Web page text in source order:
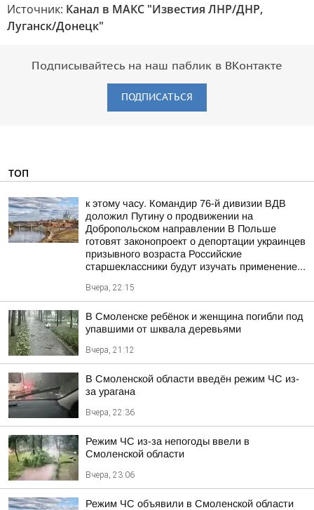
Источник: Канал в МАКС "Известия ЛНР/ДНР,
Луганск/Донецк"
Подписывайтесь на наш паблик в ВКонтакте
ПОДПИСАТЬСЯ
ТОП
к этому часу. Командир 76-й дивизии ВДВ
доложил Путину о продвижении на
Добропольском направлении В Польше
готовят законопроект о депортации украинцев
призывного возраста Российские
старшеклассники будут изучать применение...
Вчера, 22:15
В Смоленске ребёнок и женщина погибли под
упавшими от шквала деревьями
Вчера, 21:12
В Смоленской области введён режим ЧС из-
за урагана
Вчера, 22:36
Режим ЧС из-за непогоды ввели в
Смоленской области
Вчера, 23:06
Режим ЧС объявили в Смоленской области